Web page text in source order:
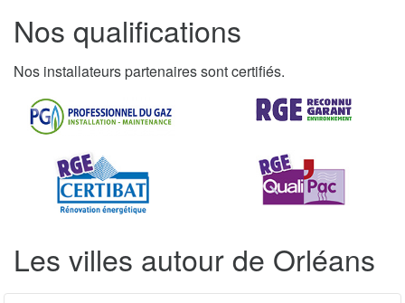
Nos qualifications
Nos installateurs partenaires sont certifiés.
Les villes autour de Orléans